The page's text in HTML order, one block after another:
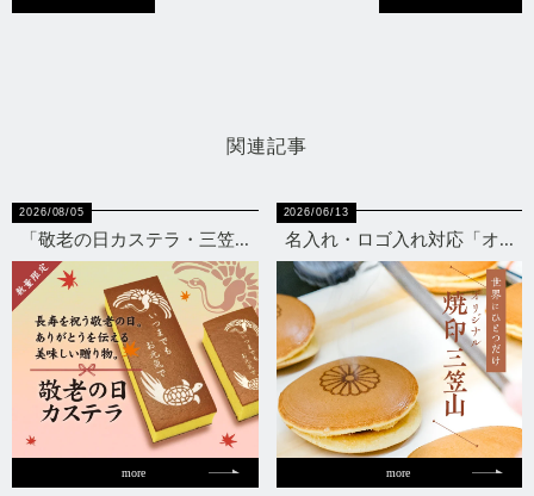
関連記事
2026/08/05
「敬老の日カステラ・三笠...
more
2026/06/13
名入れ・ロゴ入れ対応「オ...
more